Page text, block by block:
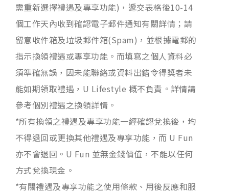
需重新選擇禮遇及專享功能)，遞交表格後10-14
個工作天內收到確認電子郵件通知有關詳情；請
留意收件箱及垃圾郵件箱(Spam)，並根據電郵的
指示換領禮遇或專享功能。而填寫之個人資料必
須準確無誤，因未能聯絡或資料出錯令得獎者未
能如期領取禮遇，U Lifestyle 概不負責。詳情請
參考個別禮遇之換領詳情。
*所有換領之禮遇及專享功能一經確認兌換後，均
不得退回或更換其他禮遇及專享功能，而 U Fun
亦不會退回。U Fun 並無金錢價值，不能以任何
方式兌換現金。
*有關禮遇及專享功能之使用條款、用後反應和服